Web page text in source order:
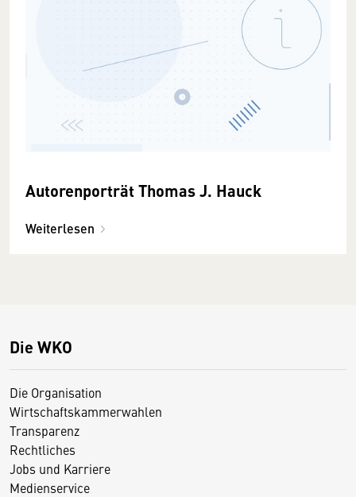
Autorenporträt Thomas J. Hauck
Weiterlesen
Die WKO
Die Organisation
Wirtschaftskammerwahlen
Transparenz
Rechtliches
Jobs und Karriere
Medienservice